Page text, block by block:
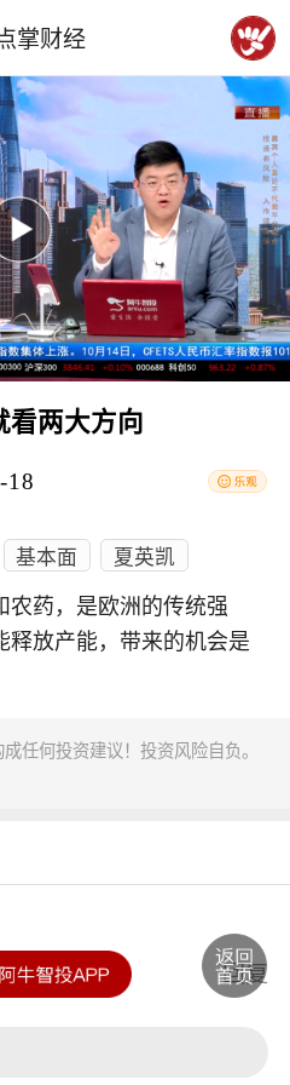
掌财经
看两大方向
18
基本面 夏英凯
农药，是欧洲的传统强
释放产能，带来的机会是
任何投资建议！投资风险自负。
回复